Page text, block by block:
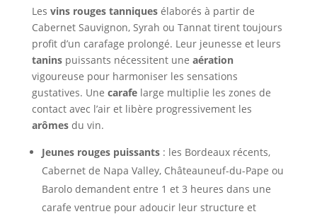
Les vins rouges tanniquesélaborés à partir de
Cabernet Sauvignon, Syrah ou Tannat tirent toujours
profit d’un carafage prolongé. Leur jeunesse et leurs
taninspuissants nécessitent une aération
vigoureuse pour harmoniser les sensations
gustatives. Une carafelarge multiplie les zones de
contact avec l’air et libère progressivement les
arômesdu vin.
Jeunes rouges puissants: les Bordeaux récents,
Cabernet de Napa Valley, Châteauneuf-du-Pape ou
Barolo demandent entre 1 et 3 heures dans une
carafe ventrue pour adoucir leur structure et